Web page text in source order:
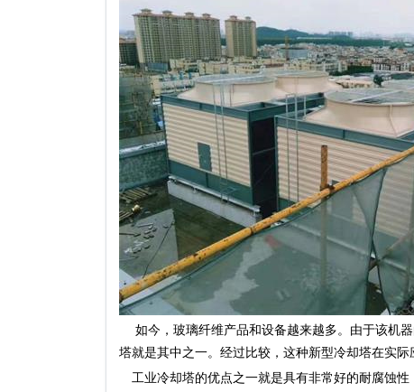
如今，玻璃纤维产品和设备越来越多。由于该机
塔就是其中之一。经过比较，这种新型冷却塔在实
工业冷却塔的优点之一就是具有非常好的耐腐蚀